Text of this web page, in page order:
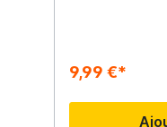
9,99 €*